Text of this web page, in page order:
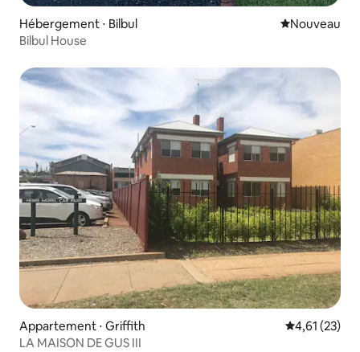
Hébergement ⋅ Bilbul Nouvel
Nouveau
Bilbul House
Appartement ⋅ Griffith Évaluation
4,61 (23)
LA MAISON DE GUS III